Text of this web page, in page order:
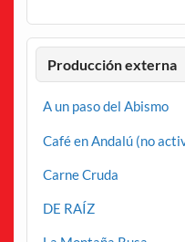
Producción externa
A un paso del Abismo
Café en Andalú (no
Carne Cruda
DE RAÍZ